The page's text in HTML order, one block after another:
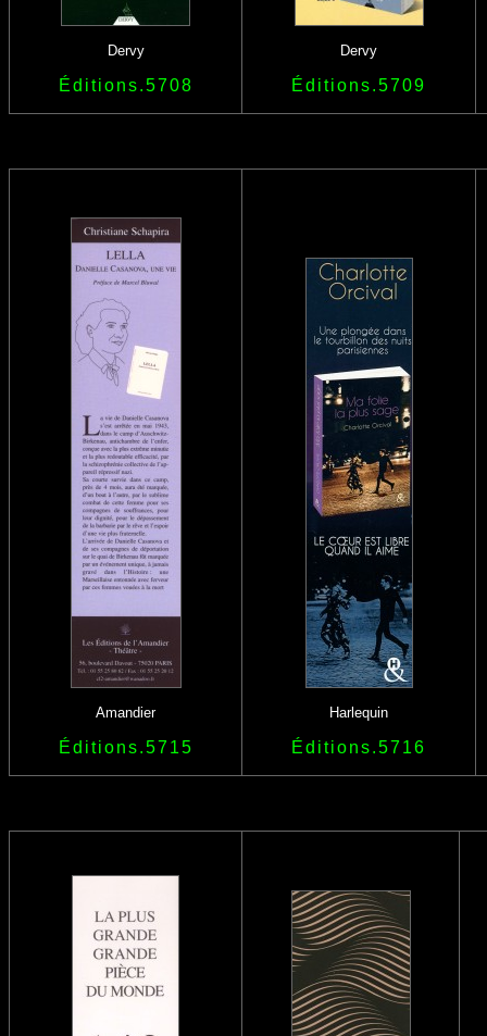
Dervy Dervy
Éditions.5708 Éditions.5709
Amandier Harlequin
Éditions.5715 Éditions.5716